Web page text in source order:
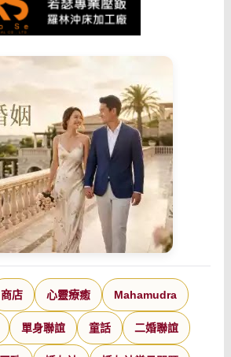
商店 心靈療癒 Mahamudra
單身聯誼 童話 二婚聯誼